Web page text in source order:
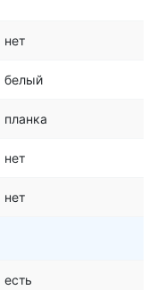
нет
белый
планка
нет
нет
есть